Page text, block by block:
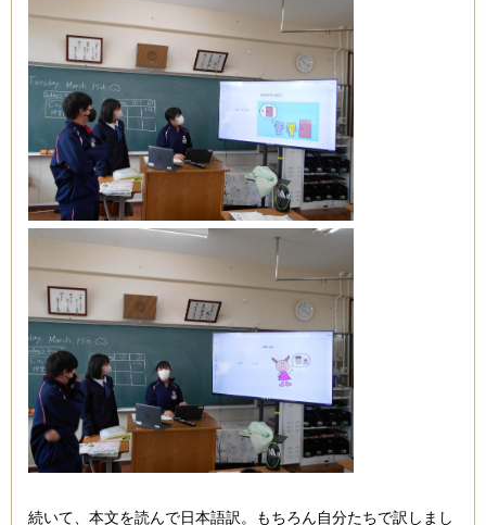
続いて、本文を読んで日本語訳。もちろん自分たちで訳しまし